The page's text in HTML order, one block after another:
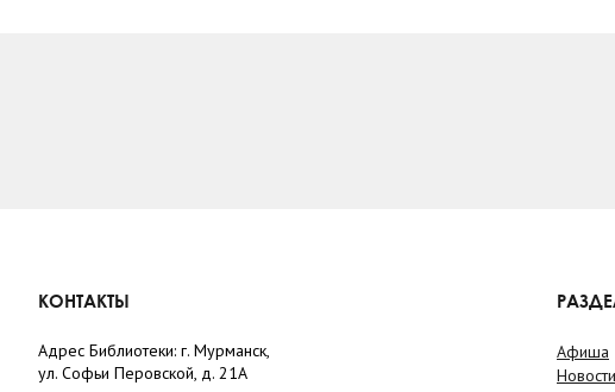
КОНТАКТЫ
Адрес Библиотеки: г. Мурманск,
ул. Софьи Перовской, д. 21А
Афиша
Новости